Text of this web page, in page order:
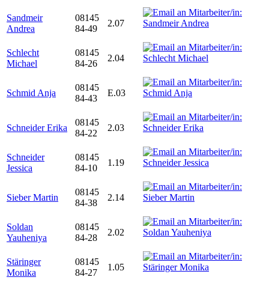
Sandmeir
Andrea
08145
84-49
2.07
Schlecht
Michael
08145
84-26
2.04
Schmid Anja
08145
84-43
E.03
Schneider Erika
08145
84-22
2.03
Schneider
Jessica
08145
84-10
1.19
Sieber Martin
08145
84-38
2.14
Soldan
Yauheniya
08145
84-28
2.02
Stäringer
Monika
08145
84-27
1.05